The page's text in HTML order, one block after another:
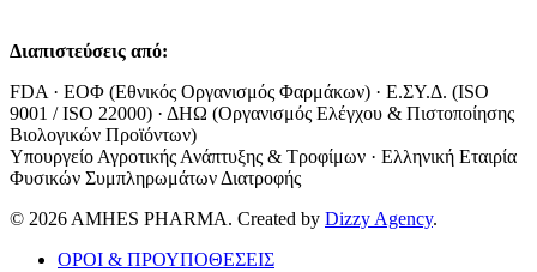
Διαπιστεύσεις από:
FDA · ΕΟΦ (Εθνικός Οργανισμός Φαρμάκων) · Ε.ΣΥ.Δ. (ISO
9001 / ISO 22000) · ΔΗΩ (Οργανισμός Ελέγχου & Πιστοποίησης
Βιολογικών Προϊόντων)
Υπουργείο Αγροτικής Ανάπτυξης & Τροφίμων · Ελληνική Εταιρία
Φυσικών Συμπληρωμάτων Διατροφής
© 2026 AMHES PHARMA. Created by Dizzy Agency.
ΟΡΟΙ & ΠΡΟΥΠΟΘΕΣΕΙΣ